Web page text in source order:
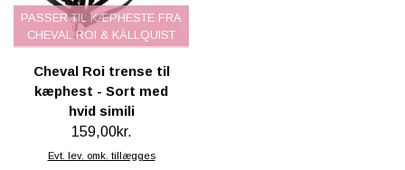
PASSER TIL KÆPHESTE FRA
CHEVAL ROI & KÄLLQUIST
Cheval Roi trense til
kæphest - Sort med
hvid simili
159,00kr.
Evt. lev. omk. tillægges